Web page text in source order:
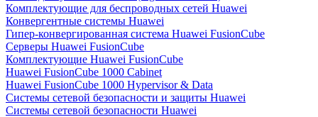
Комплектующие для беспроводных сетей Huawei
Конвергентные системы Huawei
Гипер-конвергированная система Huawei FusionCube
Серверы Huawei FusionCube
Комплектующие Huawei FusionCube
Huawei FusionCube 1000 Cabinet
Huawei FusionCube 1000 Hypervisor & Data
Системы сетевой безопасности и защиты Huawei
Системы сетевой безопасности Huawei